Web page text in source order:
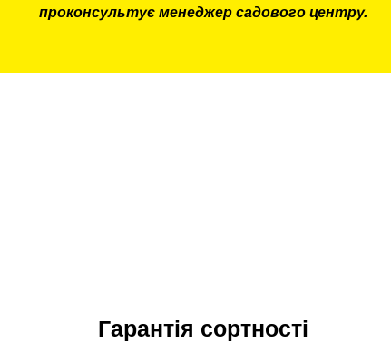
проконсультує менеджер садового центру.
Гарантія сортності